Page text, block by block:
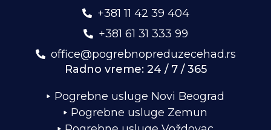
+381 11 42 39 404
+381 61 31 333 99
office@pogrebnopreduzecehad.rs
Radno vreme: 24 / 7 / 365
Pogrebne usluge Novi Beograd
Pogrebne usluge Zemun